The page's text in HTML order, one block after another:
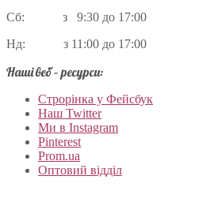
Сб: з 9:30 до 17:00
Нд: з 11:00 до 17:00
Наші веб – ресурси:
Строрінка у Фейсбук
Наш Twitter
Ми в Instagram
Pinterest
Prom.ua
Оптовий відділ